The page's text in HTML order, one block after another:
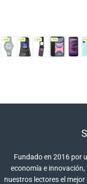
Fundado en 2016 por
economía e
nuestros lectores el